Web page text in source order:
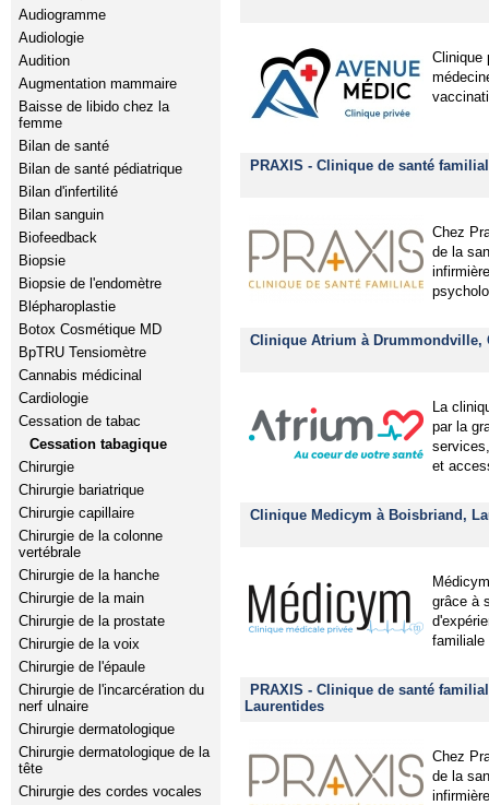
Audiogramme
Audiologie
Audition
Augmentation mammaire
Baisse de libido chez la
femme
Bilan de santé
Bilan de santé pédiatrique
Bilan d'infertilité
Bilan sanguin
Biofeedback
Biopsie
Biopsie de l'endomètre
Blépharoplastie
Botox Cosmétique MD
BpTRU Tensiomètre
Cannabis médicinal
Cardiologie
Cessation de tabac
Cessation tabagique
Chirurgie
Chirurgie bariatrique
Chirurgie capillaire
Chirurgie de la colonne
vertébrale
Chirurgie de la hanche
Chirurgie de la main
Chirurgie de la prostate
Chirurgie de la voix
Chirurgie de l'épaule
Chirurgie de l'incarcération du
nerf ulnaire
Chirurgie dermatologique
Chirurgie dermatologique de la
tête
Chirurgie des cordes vocales
Clinique
PRAXIS - Clinique de santé
Chez
de la
Clinique Atrium à Drummondville,
La
par la
et
Clinique Medicym à Boisbriand,
grâce à
familiale
PRAXIS - Clinique de santé
Laurentides
Chez
de la